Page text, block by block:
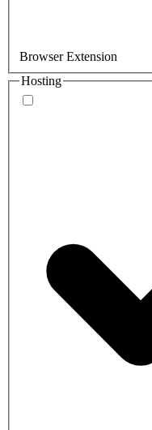
Browser Extension
Hosting